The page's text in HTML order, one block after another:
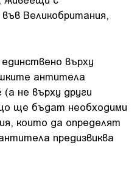
Великобритания,
върху
антитела
не върху други
ще бъдат необходими
които да определят
предизвиква